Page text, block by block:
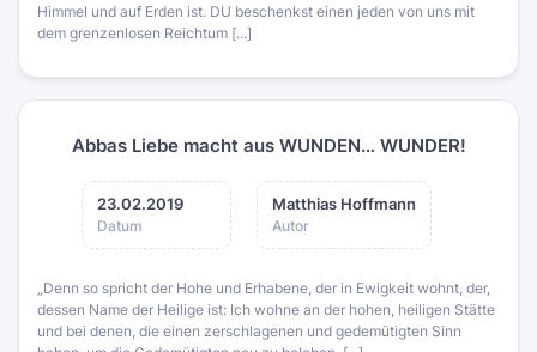
Himmel und auf Erden ist. DU beschenkst einen jeden von uns mit
dem grenzenlosen Reichtum [...]
Abbas Liebe macht aus WUNDEN… WUNDER!
23.02.2019
Datum
Matthias Hoffmann
Autor
„Denn so spricht der Hohe und Erhabene, der in Ewigkeit wohnt, der,
dessen Name der Heilige ist: Ich wohne an der hohen, heiligen Stätte
und bei denen, die einen zerschlagenen und gedemütigten Sinn